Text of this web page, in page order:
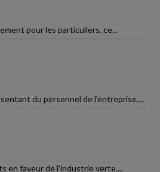
pour les particuliers, ce...
du personnel de l'entreprise,...
en faveur de l'industrie verte....